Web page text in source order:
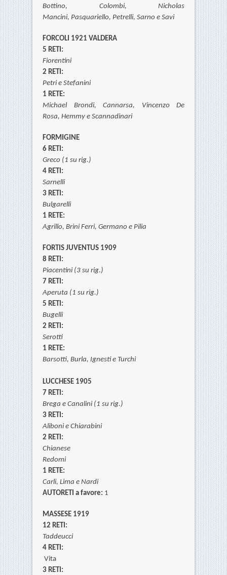
Bottino, Colombi, Nicholas
Mancini, Pasquariello, Petrelli, Sarno e Savi
FORCOLI 1921 VALDERA
5 RETI:
Fiorentini
2 RETI:
Petri e Stefanini
1 RETE:
Michael Brondi, Cannarsa, Vincenzo De
Rosa, Hemmy e Scannadinari
FORMIGINE
6 RETI:
Greco (1 su rig.)
4 RETI:
Sarnelli
3 RETI:
Bulgarelli
1 RETE:
Agrillo, Brini Ferri, Germano e Pilia
FORTIS JUVENTUS 1909
8 RETI:
Piacentini (3 su rig.)
7 RETI:
Aperuta (1 su rig.)
5 RETI:
Bugelli
2 RETI:
Serotti
1 RETE:
Barsotti, Burla, Ignesti e Turchi
LUCCHESE 1905
7 RETI:
Brega e Canalini (1 su rig.)
3 RETI:
Aliboni e Chiarabini
2 RETI:
Chianese
Redomi
1 RETE:
Carli, Lima e Nardi
AUTORETI a favore: 1
MASSESE 1919
12 RETI:
Taddeucci
4 RETI:
Vita
3 RETI: